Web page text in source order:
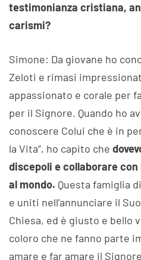
testimonianza cristiana,
carismi?
Simone: Da giovane ho
Zeloti e rimasi
appassionato e corale per
per il Signore. Quando ho
conoscere Colui che è in
la Vita”, ho capito che
discepoli e collaborare
al mondo. Questa famiglia
e uniti nell’annunciare il
Chiesa, ed è giusto e bello
coloro che ne fanno parte
amare e far amare il